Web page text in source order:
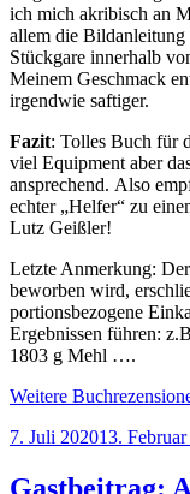
ich mich akribisch an
allem die Bildanleitung
Stückgare innerhalb
Meinem Geschmack
irgendwie saftiger.
Fazit: Tolles Buch für
viel Equipment aber
ansprechend. Also
echter „Helfer“ zu
Lutz Geißler!
Letzte Anmerkung:
beworben wird,
portionsbezogene
Ergebnissen führen:
1803 g Mehl ….
Weitere
Veröffentlicht
7. Juli 202013.
Gastbeitrag: